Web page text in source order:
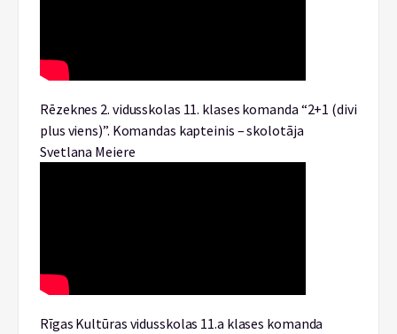
Rēzeknes 2. vidusskolas 11. klases komanda “2+1 (divi
plus viens)”. Komandas kapteinis – skolotāja
Svetlana Meiere
Rīgas Kultūras vidusskolas 11.a klases komanda